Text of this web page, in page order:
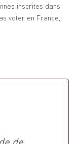
inscrites dans
voter en France,
de